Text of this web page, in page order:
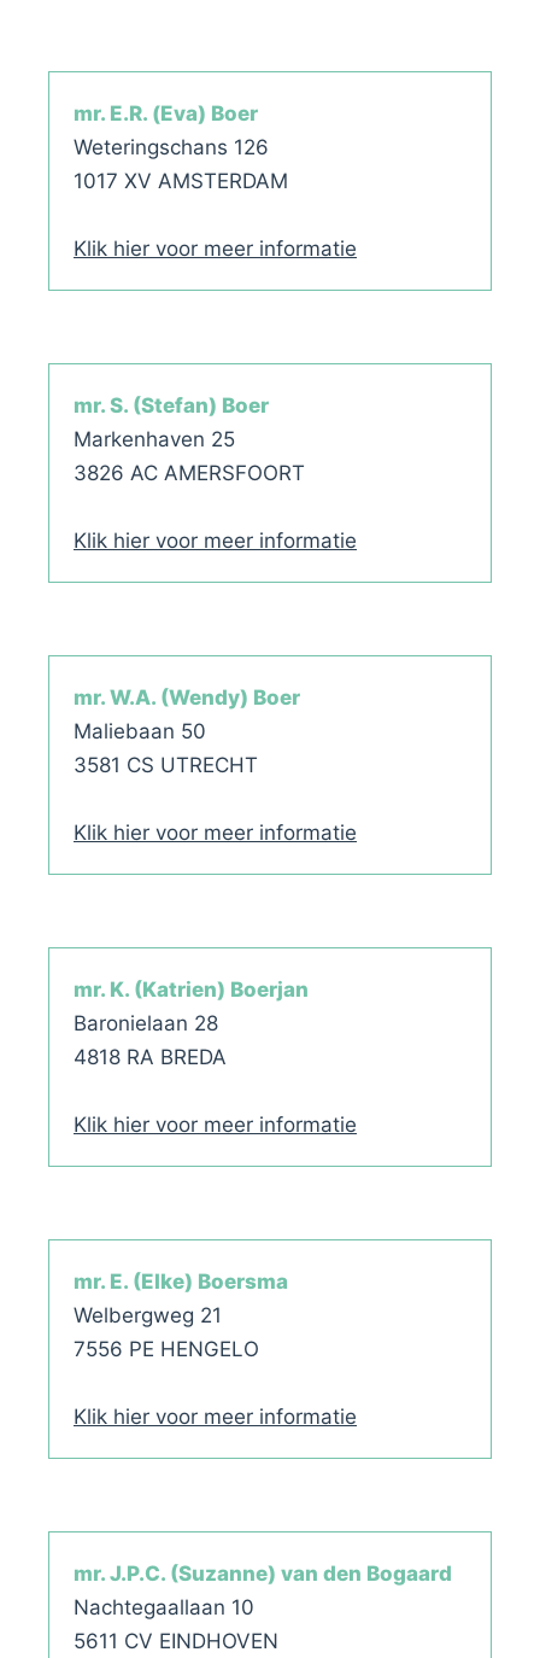
mr. E.R. (Eva) Boer
Weteringschans 126
1017 XV AMSTERDAM
Klik hier voor meer informatie
mr. S. (Stefan) Boer
Markenhaven 25
3826 AC AMERSFOORT
Klik hier voor meer informatie
mr. W.A. (Wendy) Boer
Maliebaan 50
3581 CS UTRECHT
Klik hier voor meer informatie
mr. K. (Katrien) Boerjan
Baronielaan 28
4818 RA BREDA
Klik hier voor meer informatie
mr. E. (Elke) Boersma
Welbergweg 21
7556 PE HENGELO
Klik hier voor meer informatie
mr. J.P.C. (Suzanne) van den Bogaard
Nachtegaallaan 10
5611 CV EINDHOVEN